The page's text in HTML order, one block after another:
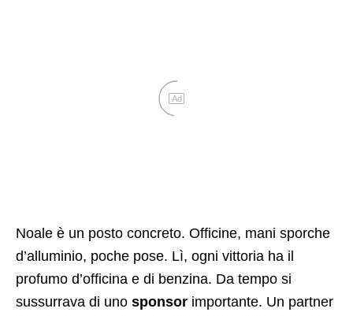
Ad
Noale è un posto concreto. Officine, mani sporche
d’alluminio, poche pose. Lì, ogni vittoria ha il
profumo d’officina e di benzina. Da tempo si
sussurrava di uno sponsor importante. Un partner